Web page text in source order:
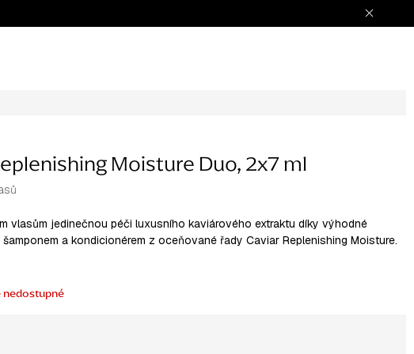
Moisture Duo, 2x7 ml
vlasům jedinečnou péči luxusního kaviárového extraktu díky výhodné
a kondicionérem z oceňované řady Caviar Replenishing Moisture.